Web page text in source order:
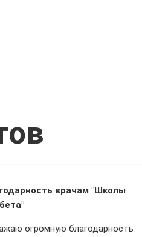
врачам "Школы
огромную благодарность